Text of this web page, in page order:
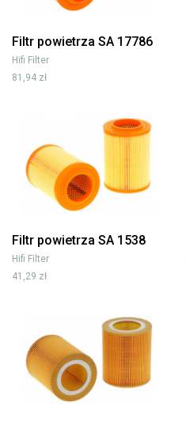
Filtr powietrza SA 17786
Hifi Filter
81,94 zł
Filtr powietrza SA 1538
Hifi Filter
41,29 zł